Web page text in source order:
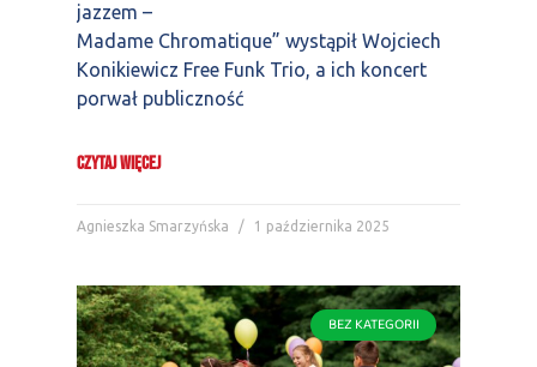
jazzem –
Madame Chromatique” wystąpił Wojciech
Konikiewicz Free Funk Trio, a ich koncert
porwał publiczność
CZYTAJ WIĘCEJ
Agnieszka Smarzyńska 1 października 2025
BEZ KATEGORII